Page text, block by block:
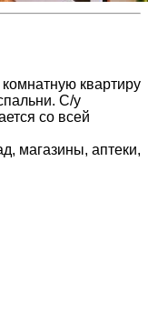
квартиру
С/у
со всей
магазины, аптеки,